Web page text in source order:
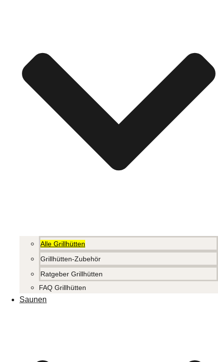
Alle Grillhütten
Grillhütten-Zubehör
Ratgeber Grillhütten
FAQ Grillhütten
Saunen